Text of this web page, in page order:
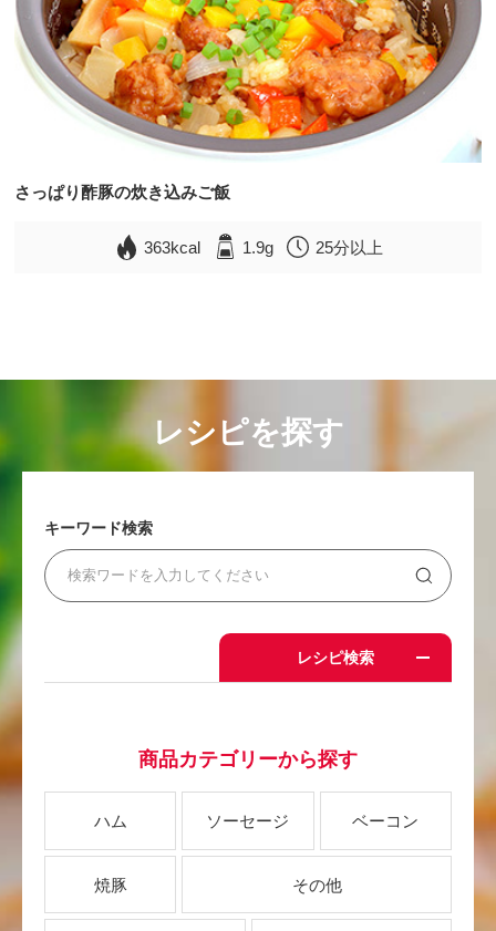
さっぱり酢豚の炊き込みご飯
363kcal 1.9g 25分以上
レシピを探す
キーワード検索
レシピ検索
商品カテゴリーから探す
ハム ソーセージ ベーコン
焼豚 その他